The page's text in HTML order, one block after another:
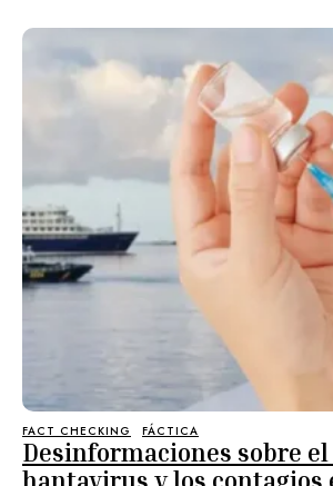
FACT CHECKING FÁCTICA
Desinformaciones sobre
hantavirus y los contagios